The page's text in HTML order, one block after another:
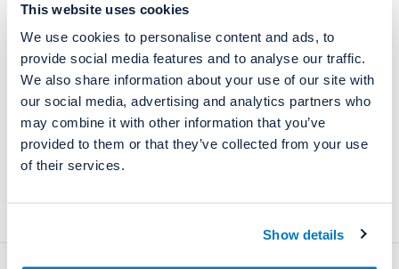
This website uses cookies
We use cookies to personalise content and ads, to
provide social media features and to analyse our traffic.
We also share information about your use of our site with
our social media, advertising and analytics partners who
may combine it with other information that you’ve
provided to them or that they’ve collected from your use
of their services.
Show details
lisävarusteet
Fiksatiivit
Ph. Eur. reagenssit
Puskurit ja
teollisuusliuokset
Edustustuotteet
Beckman Coulter
EUROIMMUN
Sentinel Diagnostics
Molekyylidiagnostiikka
IgM EIA
Reagena PUUMALA IgG EIA
Reagena PUUMALA IgM EIA